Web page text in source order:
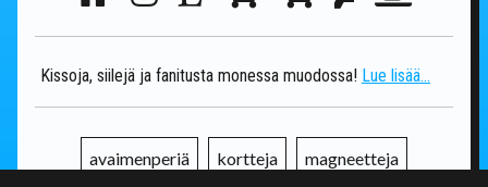
Kissoja, siilejä ja fanitusta monessa muodossa! Lue lisää...
avaimenperiä kortteja magneetteja